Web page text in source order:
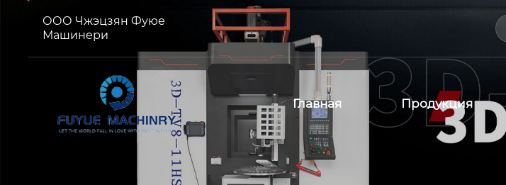
ООО Чжэцзян Фуюе
Машинери
Главная Продукция